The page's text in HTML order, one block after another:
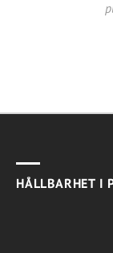
HÅLLBARHET I